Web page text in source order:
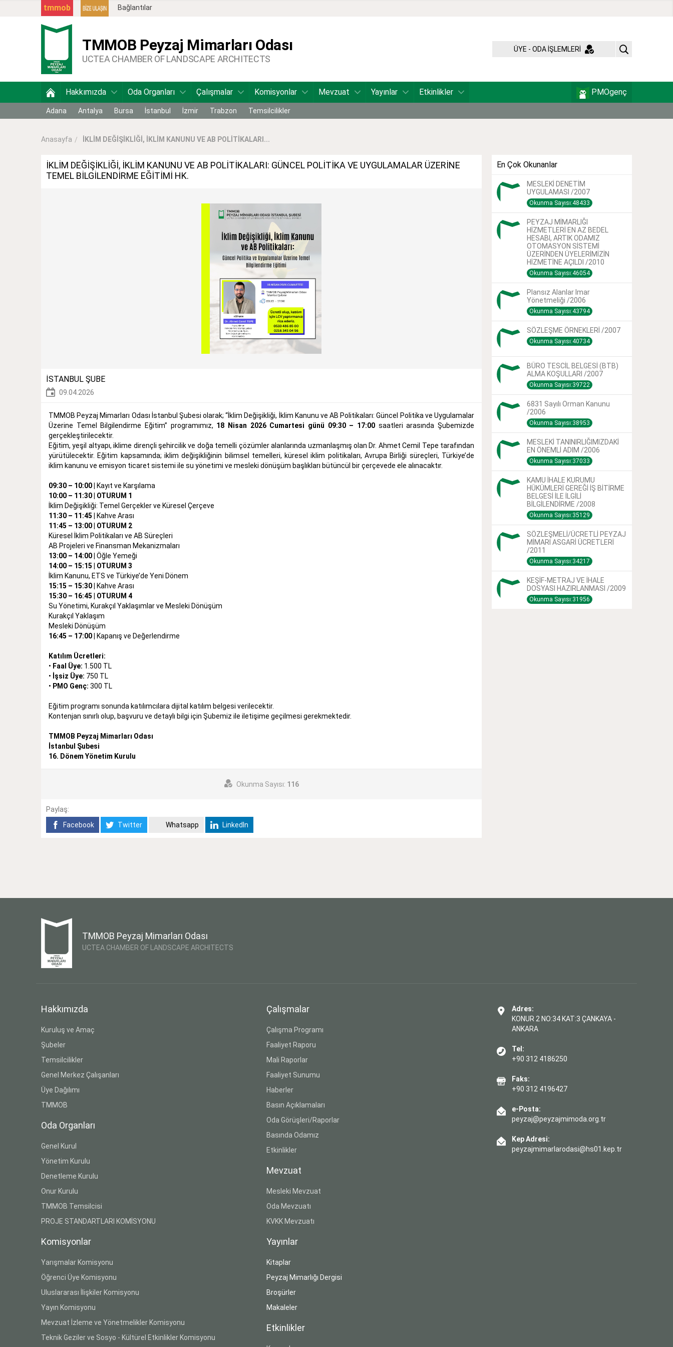
Bağlantılar
tmmob
TMMOB Peyzaj Mimarları Odası
UCTEA CHAMBER OF LANDSCAPE ARCHITECTS
ÜYE - ODA İŞLEMLERİ
Hakkımızda Oda Organları Çalışmalar Komisyonlar Mevzuat Yayınlar Etkinlikler PMOgenç
Adana Antalya Bursa İstanbul İzmir Trabzon Temsilcilikler
Anasayfa İKLİM DEĞİŞİKLİĞİ, İKLİM KANUNU VE AB POLİTİKALARI...
İKLİM DEĞİŞİKLİĞİ, İKLİM KANUNU VE AB POLİTİKALARI: GÜNCEL POLİTİKA VE UYGULAMALAR ÜZERİNE
TEMEL BİLGİLENDİRME EĞİTİMİ HK.
İSTANBUL ŞUBE
09.04.2026
TMMOB Peyzaj Mimarları Odası İstanbul Şubesi olarak; “İklim Değişikliği, İklim Kanunu ve AB Politikaları: Güncel Politika ve Uygulamalar
Üzerine Temel Bilgilendirme Eğitim” programımız, 18 Nisan 2026 Cumartesi günü 09:30 – 17:00 saatleri arasında Şubemizde
gerçekleştirilecektir.
Eğitim, yeşil altyapı, iklime dirençli şehircilik ve doğa temelli çözümler alanlarında uzmanlaşmış olan Dr. Ahmet Cemil Tepe tarafından
yürütülecektir. Eğitim kapsamında; iklim değişikliğinin bilimsel temelleri, küresel iklim politikaları, Avrupa Birliği süreçleri, Türkiye’de
iklim kanunu ve emisyon ticaret sistemi ile su yönetimi ve mesleki dönüşüm başlıkları bütüncül bir çerçevede ele alınacaktır.
09:30 – 10:00 |
Kayıt ve Karşılama
10:00 – 11:30 | OTURUM 1
İklim Değişikliği: Temel Gerçekler ve Küresel Çerçeve
11:30 – 11:45 |
Kahve Arası
11:45 – 13:00 | OTURUM 2
Küresel İklim Politikaları ve AB Süreçleri
AB Projeleri ve Finansman Mekanizmaları
13:00 – 14:00 | Öğle Yemeği
14:00 – 15:15 | OTURUM 3
İklim Kanunu, ETS ve Türkiye’de Yeni Dönem
15:15 – 15:30 |
Kahve Arası
15:30 – 16:45 | OTURUM 4
Su Yönetimi, Kurakçıl Yaklaşımlar ve Mesleki Dönüşüm
Kurakçıl Yaklaşım
Mesleki Dönüşüm
16:45 – 17:00 |
Kapanış ve Değerlendirme
Katılım Ücretleri:
• Faal Üye: 1.500 TL
• İşsiz Üye: 750 TL
• PMO Genç: 300 TL
Eğitim programı sonunda katılımcılara dijital katılım belgesi verilecektir.
Kontenjan sınırlı olup, başvuru ve detaylı bilgi için Şubemiz ile iletişime geçilmesi gerekmektedir.
TMMOB Peyzaj Mimarları Odası
İstanbul Şubesi
16. Dönem Yönetim Kurulu
Okunma Sayısı: 116
Paylaş:
Facebook
Twitter Whatsapp LinkedIn
En Çok Okunanlar
MESLEKİ DENETİM
UYGULAMASI /2007
Okunma Sayısı:48433
PEYZAJ MİMARLIĞI
HİZMETLERİ EN AZ BEDEL
HESABI, ARTIK ODAMIZ
OTOMASYON SİSTEMİ
ÜZERİNDEN ÜYELERİMİZİN
HİZMETİNE AÇILDI /2010
Okunma Sayısı:46054
Plansız Alanlar Imar
Yönetmeliği /2006
Okunma Sayısı:43794
SÖZLEŞME ÖRNEKLERİ /2007
Okunma Sayısı:40734
BÜRO TESCİL BELGESİ (BTB)
ALMA KOŞULLARI /2007
Okunma Sayısı:39722
6831 Sayılı Orman Kanunu
/2006
Okunma Sayısı:38953
MESLEKİ TANINIRLIĞIMIZDAKİ
EN ÖNEMLİ ADIM /2006
Okunma Sayısı:37033
KAMU İHALE KURUMU
HÜKÜMLERİ GEREĞİ İŞ BİTİRME
BELGESİ İLE İLGİLİ
BİLGİLENDİRME /2008
Okunma Sayısı:35129
SÖZLEŞMELİ/ÜCRETLİ PEYZAJ
MİMARI ASGARİ ÜCRETLERİ
/2011
Okunma Sayısı:34217
KEŞİF-METRAJ VE İHALE
DOSYASI HAZIRLANMASI /2009
Okunma Sayısı:31956
TMMOB Peyzaj Mimarları Odası
UCTEA CHAMBER OF LANDSCAPE ARCHITECTS
Hakkımızda
Kuruluş ve Amaç
Şubeler
Temsilcilikler
Genel Merkez Çalışanları
Üye Dağılımı
TMMOB
Oda Organları
Genel Kurul
Yönetim Kurulu
Denetleme Kurulu
Onur Kurulu
TMMOB Temsilcisi
PROJE STANDARTLARI KOMİSYONU
Komisyonlar
Yarışmalar Komisyonu
Öğrenci Üye Komisyonu
Uluslararası İlişkiler Komisyonu
Yayın Komisyonu
Mevzuat İzleme ve Yönetmelikler Komisyonu
Teknik Geziler ve Sosyo - Kültürel Etkinlikler Komisyonu
Çalışmalar
Çalışma Programı
Faaliyet Raporu
Mali Raporlar
Faaliyet Sunumu
Haberler
Basın Açıklamaları
Oda Görüşleri/Raporlar
Basında Odamız
Etkinlikler
Mevzuat
Mesleki Mevzuat
Oda Mevzuatı
KVKK Mevzuatı
Yayınlar
Kitaplar
Peyzaj Mimarlığı Dergisi
Broşürler
Makaleler
Etkinlikler
Adres:
KONUR 2 NO:34 KAT:3 ÇANKAYA -
ANKARA
Tel:
+90 312 4186250
Faks:
+90 312 4196427
e-Posta:
peyzaj@peyzajmimoda.org.tr
Kep Adresi:
peyzajmimarlarodasi@hs01.kep.tr